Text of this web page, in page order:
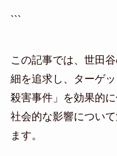
```
この記事では、世田
細を追求し、ターゲ
殺害事件」を効果的
社会的な影響につい
ます。